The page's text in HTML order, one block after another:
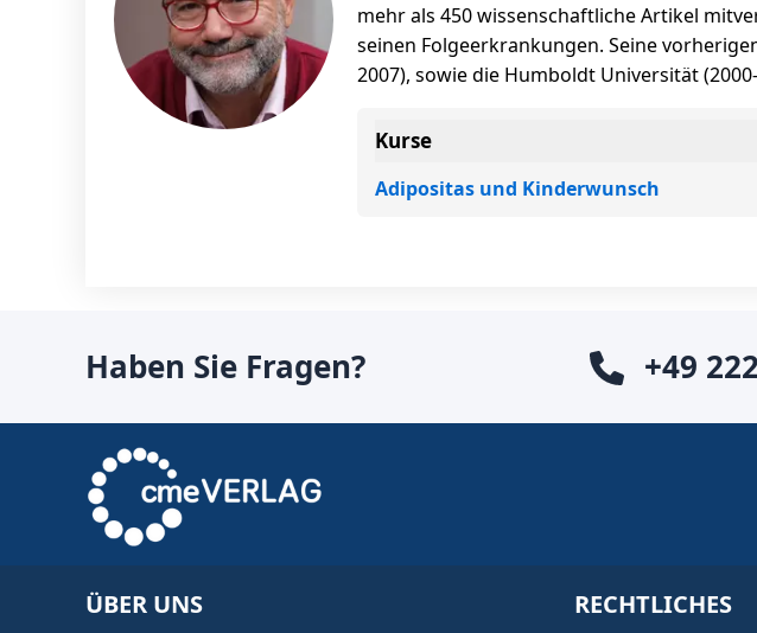
Pneumologie
mehr als 450 wissenschaftliche Artikel
seinen Folgeerkrankungen. Seine
2007), sowie die Humboldt Universität
Kurse
Adipositas und Kinderwunsch
Haben Sie Fragen? +49
ÜBER UNS RECHTLICHES